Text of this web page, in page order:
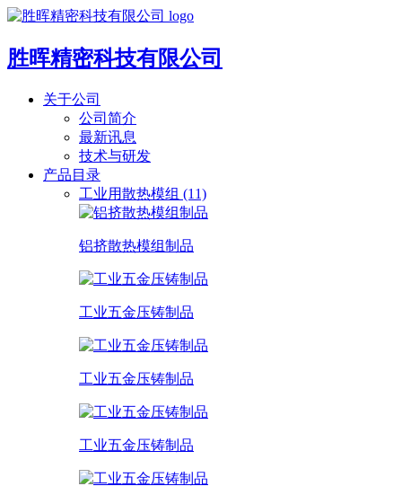
胜晖精密科技有限公司
关于公司
公司简介
最新讯息
技术与研发
产品目录
工业用散热模组 (11)
铝挤散热模组制品
工业五金压铸制品
工业五金压铸制品
工业五金压铸制品